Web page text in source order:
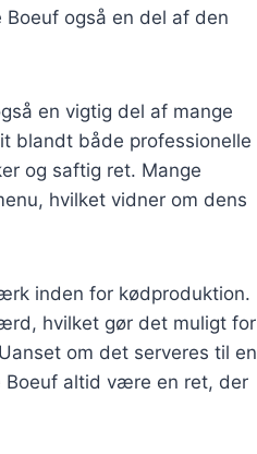
også en del af den
en vigtig del af mange
blandt både professionelle
og saftig ret. Mange
hvilket vidner om dens
inden for kødproduktion.
hvilket gør det muligt for
om det serveres til en
Boeuf altid være en ret, der